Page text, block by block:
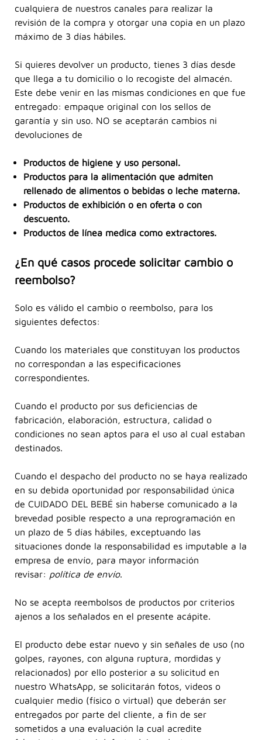
cualquiera de nuestros canales para realizar la
revisión de la compra y otorgar una copia en un plazo
máximo de 3 días hábiles.
Si quieres devolver un producto, tienes 3 días desde
que llega a tu domicilio o lo recogiste del almacén.
Este debe venir en las mismas condiciones en que fue
entregado: empaque original con los sellos de
garantía y sin uso. NO se aceptarán cambios ni
devoluciones de
Productos de higiene y uso personal.
Productos para la alimentación que admiten
rellenado de alimentos o bebidas o leche materna.
Productos de exhibición o en oferta o con
descuento.
Productos de línea medica como extractores.
¿En qué casos procede solicitar cambio o
reembolso?
Solo es válido el cambio o reembolso, para los
siguientes defectos:
Cuando los materiales que constituyan los productos
no correspondan a las especificaciones
correspondientes.
Cuando el producto por sus deficiencias de
fabricación, elaboración, estructura, calidad o
condiciones no sean aptos para el uso al cual estaban
destinados.
Cuando el despacho del producto no se haya realizado
en su debida oportunidad por responsabilidad única
de CUIDADO DEL BEBÉ sin haberse comunicado a la
brevedad posible respecto a una reprogramación en
un plazo de 5 días hábiles, exceptuando las
situaciones donde la responsabilidad es imputable a la
empresa de envío, para mayor información
revisar: política de envío.
No se acepta reembolsos de productos por criterios
ajenos a los señalados en el presente acápite.
El producto debe estar nuevo y sin señales de uso (no
golpes, rayones, con alguna ruptura, mordidas y
relacionados) por ello posterior a su solicitud en
nuestro WhatsApp, se solicitarán fotos, videos o
cualquier medio (físico o virtual) que deberán ser
entregados por parte del cliente, a fin de ser
sometidos a una evaluación la cual acredite